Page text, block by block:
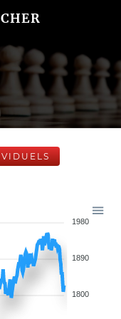
1980
1890
1800